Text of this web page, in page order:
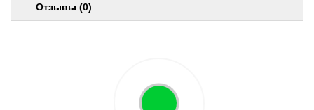
Отзывы (0)